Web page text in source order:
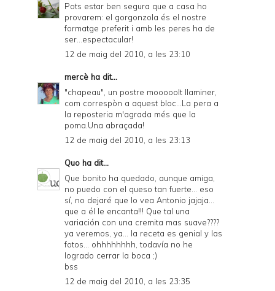
Pots estar ben segura que a casa ho
provarem: el gorgonzola és el nostre
formatge preferit i amb les peres ha de
ser...espectacular!
12 de maig del 2010, a les 23:10
mercè ha dit...
"chapeau", un postre mooooolt llaminer,
com correspòn a aquest bloc...La pera a
la reposteria m'agrada més que la
poma.Una abraçada!
12 de maig del 2010, a les 23:13
Quo ha dit...
Que bonito ha quedado, aunque amiga,
no puedo con el queso tan fuerte... eso
sí, no dejaré que lo vea Antonio jajaja...
que a él le encanta!!! Que tal una
variación con una cremita mas suave????
ya veremos, ya... la receta es genial y las
fotos... ohhhhhhhh, todavía no he
logrado cerrar la boca ;)
bss
12 de maig del 2010, a les 23:35